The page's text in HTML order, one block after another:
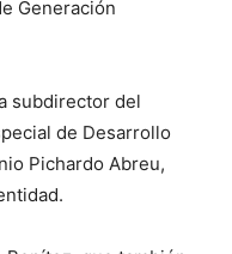
Generación
subdirector del
de Desarrollo
Pichardo Abreu,